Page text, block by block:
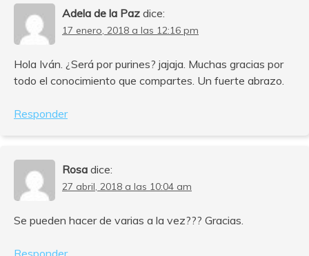
Adela de la Paz dice:
17 enero, 2018 a las 12:16 pm
Hola Iván. ¿Será por purines? jajaja. Muchas gracias por
todo el conocimiento que compartes. Un fuerte abrazo.
Responder
Rosa dice:
27 abril, 2018 a las 10:04 am
Se pueden hacer de varias a la vez??? Gracias.